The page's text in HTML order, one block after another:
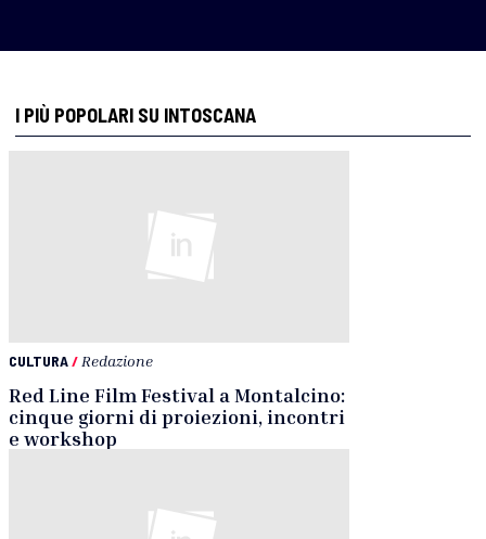
I PIÙ POPOLARI SU INTOSCANA
CULTURA/ Redazione
Red Line Film Festival a Montalcino:
cinque giorni di proiezioni, incontri
e workshop